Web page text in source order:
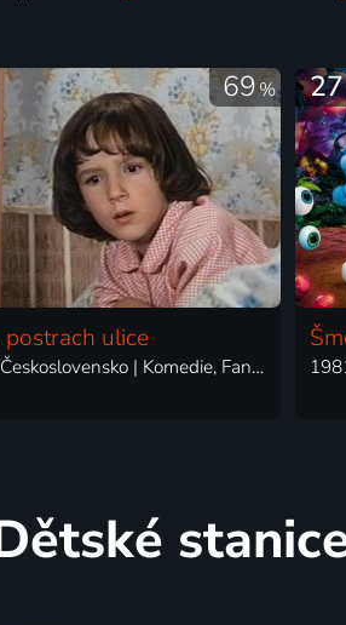
69%
postrach ulice
1983 | Československo | Komedie, Fantasy, Rodinný